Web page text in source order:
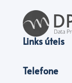
Links úteis
Telefone